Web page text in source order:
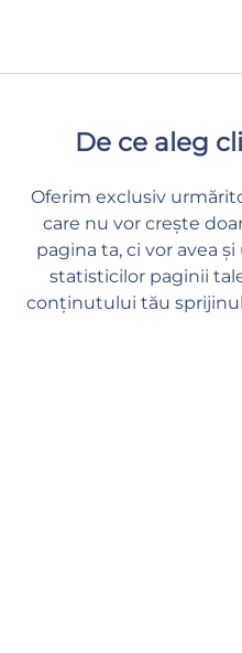
De ce aleg
Oferim exclusiv
care nu vor crește
pagina ta, ci vor avea
statisticilor paginii
conținutului tău sprijinul